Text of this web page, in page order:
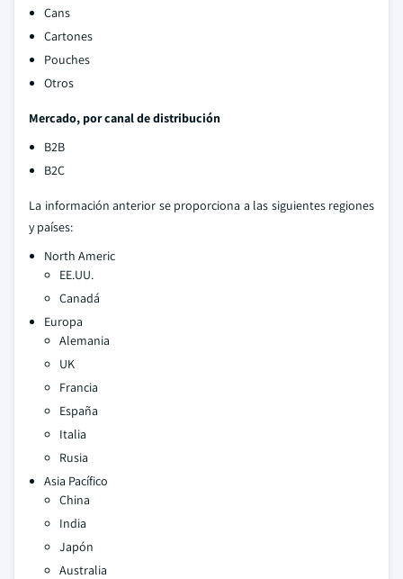
Cans
Cartones
Pouches
Otros
Mercado, por canal de distribución
B2B
B2C
La información anterior se proporciona a las siguientes regiones
y países:
North Americ
EE.UU.
Canadá
Europa
Alemania
UK
Francia
España
Italia
Rusia
Asia Pacífico
China
India
Japón
Australia